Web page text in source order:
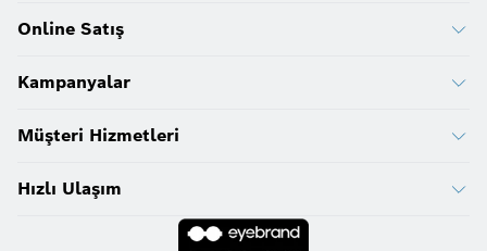
Online Satış
Kampanyalar
Müşteri Hizmetleri
Hızlı Ulaşım